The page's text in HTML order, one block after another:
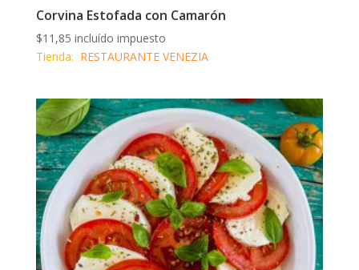
Corvina Estofada con Camarón
$11,85 incluído impuesto
Tienda: RESTAURANTE VENEZIA